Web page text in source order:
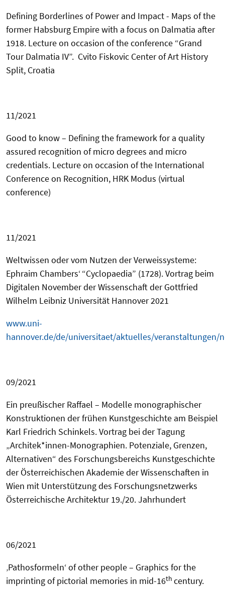
Defining Borderlines of Power and Impact - Maps of the
former Habsburg Empire with a focus on Dalmatia after
1918. Lecture on occasion of the conference “Grand
Tour Dalmatia IV”. Cvito Fiskovic Center of Art History
Split, Croatia
11/2021
Good to know – Defining the framework for a quality
assured recognition of micro degrees and micro
credentials. Lecture on occasion of the International
Conference on Recognition, HRK Modus (virtual
conference)
11/2021
Weltwissen oder vom Nutzen der Verweissysteme:
Ephraim Chambers‘“Cyclopaedia” (1728). Vortrag beim
Digitalen November der Wissenschaft derGottfried
Wilhelm Leibniz Universität Hannover2021
www.uni-
hannover.de/de/universitaet/aktuelles/veranstaltungen/
09/2021
Ein preußischer Raffael – Modelle monographischer
Konstruktionen der frühen Kunstgeschichte am Beispiel
Karl Friedrich Schinkels. Vortrag bei der Tagung
„Architek*innen-Monographien. Potenziale, Grenzen,
Alternativen“ des Forschungsbereichs Kunstgeschichte
der Österreichischen Akademie der Wissenschaften in
Wien mit Unterstützung des Forschungsnetzwerks
Österreichische Architektur 19./20. Jahrhundert
06/2021
‚Pathosformeln‘ of other people – Graphics for the
imprinting of pictorial memories in mid-16th century.